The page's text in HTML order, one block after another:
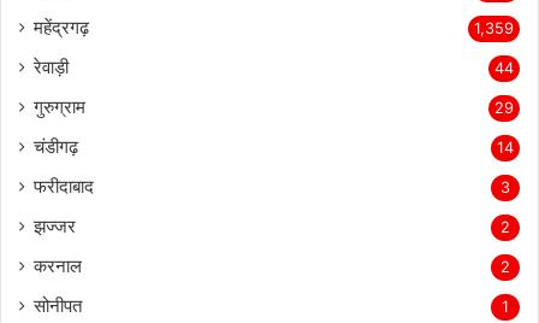
महेंद्रगढ़ 1,359
रेवाड़ी 44
गुरुग्राम 29
चंडीगढ़ 14
फरीदाबाद 3
झज्जर 2
करनाल 2
सोनीपत 1